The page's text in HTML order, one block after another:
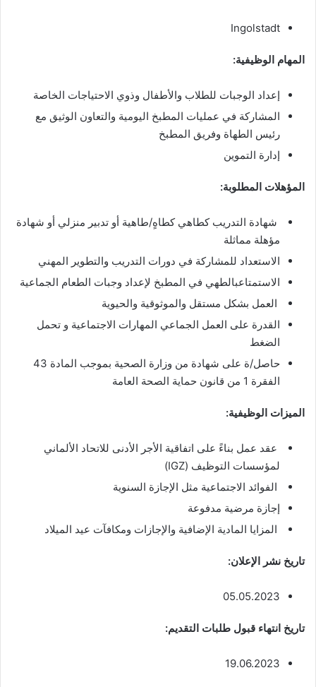
Ingolstadt
المهام الوظيفية:
إعداد الوجبات للطلاب والأطفال وذوي الاحتياجات الخاصة
المشاركة في عمليات المطبخ اليومية والتعاون الوثيق مع
رئيس الطهاة وفريق المطبخ
إدارة التموين
المؤهلات المطلوبة:
شهادة التدريب كطاهي كطاهٍ/طاهية أو تدبير منزلي أو شهادة
مؤهلة مماثلة
الاستعداد للمشاركة في دورات التدريب والتطوير المهني
الاستمتاعبالطهي في المطبخ لإعداد وجبات الطعام الجماعية
العمل بشكل مستقل والموثوقية والحيوية
القدرة على العمل الجماعي المهارات الاجتماعية و تحمل
الضغط
حاصل/ة على شهادة من وزارة الصحية بموجب المادة 43
الفقرة 1 من قانون حماية الصحة العامة
الميزات الوظيفية:
عقد عمل بناءً على اتفاقية الأجر الأدنى للاتحاد الألماني
لمؤسسات التوظيف (IGZ)
الفوائد الاجتماعية مثل الإجازة السنوية
إجازة مرضية مدفوعة
المزايا المادية الإضافية والإجازات ومكافآت عيد الميلاد
تاريخ نشر الإعلان:
05.05.2023
تاريخ انتهاء قبول طلبات التقديم:
19.06.2023